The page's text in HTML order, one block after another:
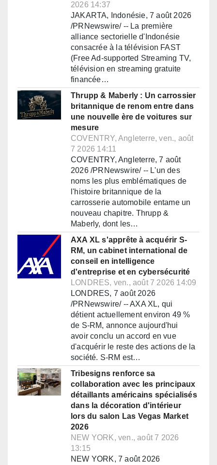
2026 14:37
JAKARTA, Indonésie, 7 août 2026
/PRNewswire/ -- La première
alliance sectorielle d'Indonésie
consacrée à la télévision FAST
(Free Ad-supported Streaming TV,
télévision en streaming gratuite
financée…
Thrupp & Maberly : Un carrossier
britannique de renom entre dans
une nouvelle ère de voitures sur
mesure
COVENTRY, Angleterre, ven., août
7 2026 14:11
COVENTRY, Angleterre, 7 août
2026 /PRNewswire/ -- L'un des
noms les plus emblématiques de
l'histoire britannique de la
carrosserie automobile entame un
nouveau chapitre. Thrupp &
Maberly, dont les…
AXA XL s'apprête à acquérir S-
RM, un cabinet international de
conseil en intelligence
d'entreprise et en cybersécurité
LONDRES, ven., août 7 2026 14:09
LONDRES, 7 août 2026
/PRNewswire/ -- AXA XL, qui
détient actuellement environ 49 %
de S-RM, annonce aujourd'hui
avoir conclu un accord en vue
d'acquérir le reste des actions de la
société. S-RM est…
Tribesigns renforce sa
collaboration avec les principaux
détaillants américains spécialisés
dans la décoration d'intérieur
lors du salon Las Vegas Market
2026
NEW YORK, ven., août 7 2026
13:15
NEW YORK, 7 août 2026